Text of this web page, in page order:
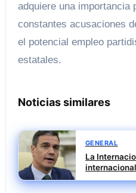
adquiere una importancia
constantes acusaciones
el potencial empleo
estatales.
Noticias similares
GENERAL
La
contra el